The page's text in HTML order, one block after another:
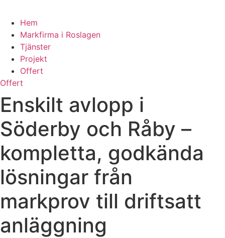
Hem
Markfirma i Roslagen
Tjänster
Projekt
Offert
Offert
Enskilt avlopp i
Söderby och Råby –
kompletta, godkända
lösningar från
markprov till driftsatt
anläggning